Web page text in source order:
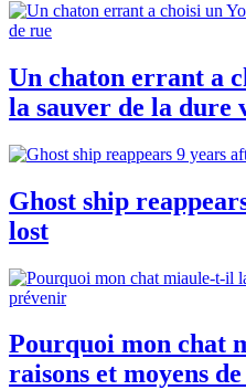
Un chaton errant a
la sauver de la dure
Ghost ship
lost
Pourquoi mon chat
raisons et moyens